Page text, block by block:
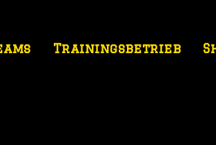
Trainingsbetrieb